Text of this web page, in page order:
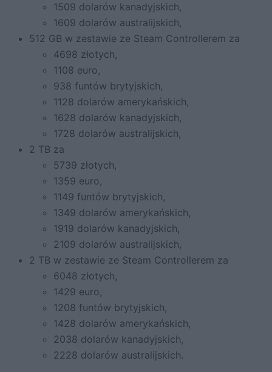
1509 dolarów kanadyjskich,
1609 dolarów australijskich,
512 GB w zestawie ze Steam Controllerem za
4698 złotych,
1108 euro,
938 funtów brytyjskich,
1128 dolarów amerykańskich,
1628 dolarów kanadyjskich,
1728 dolarów australijskich,
2 TB za
5739 złotych,
1359 euro,
1149 funtów brytyjskich,
1349 dolarów amerykańskich,
1919 dolarów kanadyjskich,
2109 dolarów australijskich,
2 TB w zestawie ze Steam Controllerem za
6048 złotych,
1429 euro,
1208 funtów brytyjskich,
1428 dolarów amerykańskich,
2038 dolarów kanadyjskich,
2228 dolarów australijskich.